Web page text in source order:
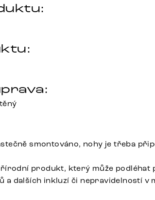
smontováno, nohy je třeba
produkt, který může podléhat
a dalších inkluzí či nepravidelností